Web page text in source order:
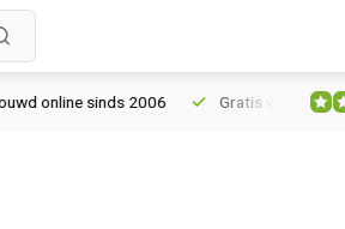
2006 Gratis verzending vanaf € 150